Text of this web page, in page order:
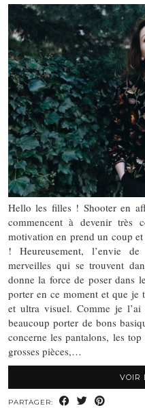
Hello les filles ! Shooter en
commencent à devenir très
motivation en prend un coup
! Heureusement, l’envie
merveilles qui se trouvent
donne la force de poser dans
porter en ce moment et que
et ultra visuel. Comme je
beaucoup porter de bons
concerne les pantalons, les
grosses pièces,…
VOIR
PARTAGER: